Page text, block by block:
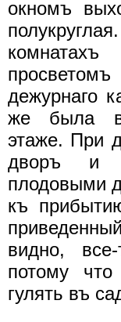
окномъ
дежурнаго
же была
этаже. При
дворъ и
плодовыми
къ
видно,
потому что
гулять въ